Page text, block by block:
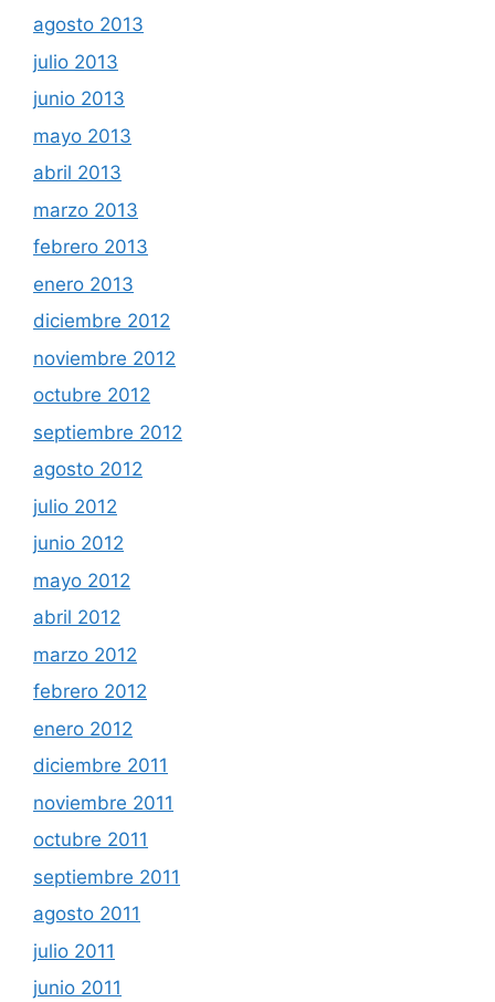
agosto 2013
julio 2013
junio 2013
mayo 2013
abril 2013
marzo 2013
febrero 2013
enero 2013
diciembre 2012
noviembre 2012
octubre 2012
septiembre 2012
agosto 2012
julio 2012
junio 2012
mayo 2012
abril 2012
marzo 2012
febrero 2012
enero 2012
diciembre 2011
noviembre 2011
octubre 2011
septiembre 2011
agosto 2011
julio 2011
junio 2011